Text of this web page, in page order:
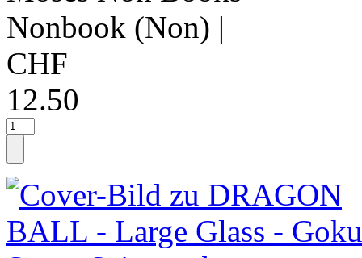
Nonbook (Non) |
CHF
12.50